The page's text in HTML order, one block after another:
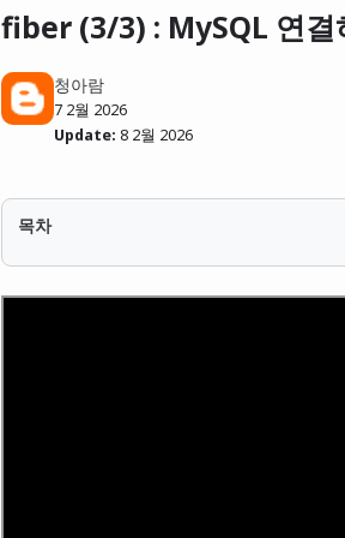
fiber (3/3) : MySQL 연결
청아람
7 2월 2026
Update: 8 2월 2026
목차